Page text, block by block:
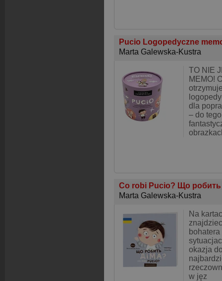
Pucio Logopedyczne
Marta Galewska-Kustra
TO NIE
MEMO!
dla
– do
Co robi Pucio? Що
Marta Galewska-Kustra
Na
okazja
w jęz